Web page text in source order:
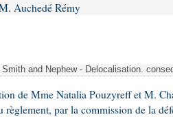
Auchedé Rémy
and Nephew - Delocalisation.
de Mme Natalia Pouzyreff et M.
par la commission de la